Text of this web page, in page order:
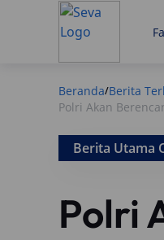
Beranda/Berita
Polri Akan
Berita Utama
Polri